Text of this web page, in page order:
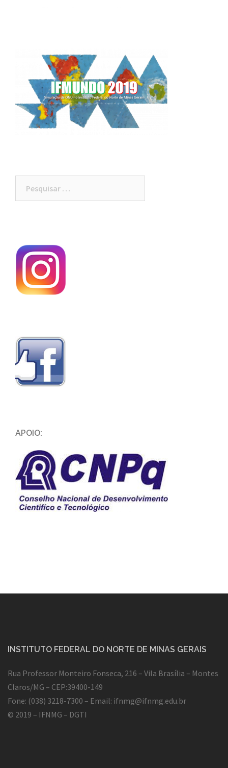
APOIO:
INSTITUTO FEDERAL DO NORTE DE MINAS GERAIS
Rua Professor Monteiro Fonseca, 216 – Vila Brasília – Montes
Claros/MG – CEP:39400-149
Fone: (038) 3218-7300 – Email: ifnmg@ifnmg.edu.br
© 2019 – IFNMG – DGTI